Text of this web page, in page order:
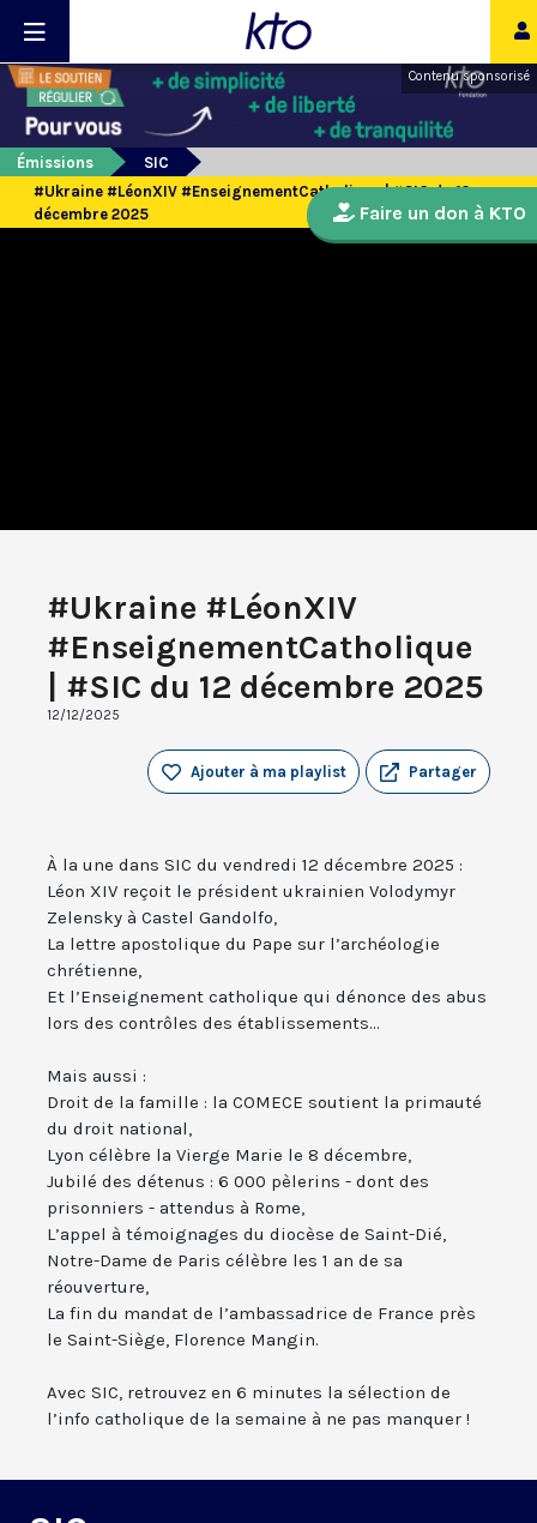
Contenu sponsorisé
Émissions
SIC
#Ukraine #LéonXIV #EnseignementCatholique | #SIC du 12
décembre 2025
#Ukraine #LéonXIV
#EnseignementCatholique
| #SIC du 12 décembre 2025
12/12/2025
Partager
Ajouter à ma playlist
À la une dans SIC du vendredi 12 décembre 2025 :
Léon XIV reçoit le président ukrainien Volodymyr
Zelensky à Castel Gandolfo,
La lettre apostolique du Pape sur l’archéologie
chrétienne,
Et l’Enseignement catholique qui dénonce des abus
lors des contrôles des établissements...
Mais aussi :
Droit de la famille : la COMECE soutient la primauté
du droit national,
Lyon célèbre la Vierge Marie le 8 décembre,
Jubilé des détenus : 6 000 pèlerins - dont des
prisonniers - attendus à Rome,
L’appel à témoignages du diocèse de Saint-Dié,
Notre-Dame de Paris célèbre les 1 an de sa
réouverture,
La fin du mandat de l’ambassadrice de France près
le Saint-Siège, Florence Mangin.
Avec SIC, retrouvez en 6 minutes la sélection de
l’info catholique de la semaine à ne pas manquer !
Faire un don à KTO